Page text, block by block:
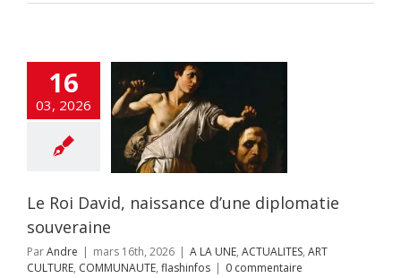
16
03, 2026
naissance
diplomatie
ACTUALITES
Le Roi David, naissance d’une diplomatie
souveraine
ParAndre | mars 16th, 2026 | A LA UNE, ACTUALITES, ART
CULTURE, COMMUNAUTE, flashinfos | 0 commentaire